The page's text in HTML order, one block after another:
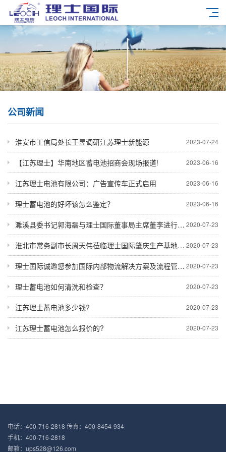
公司新闻
2023-07-24
淮安市工信局处长王昱调研江苏理士新能源
2023-06-16
【江苏理士】华南地区蓄电池招商会现场报道!
2023-06-16
江苏理士电池有限公司：广告宣传车正式启用
2023-06-16
理士蓄电池的好坏该怎么鉴定？
2020-07-23
濉溪县委书记郭海磊与理士国际董事局主席董李进行座谈
2020-07-23
淮北市常务副市长周天伟莅临理士国际肇庆生产基地考察
2020-07-23
理士国际诚邀您参加国际内部物流解决方案及流程管理展览会
2020-07-23
理士蓄电池如何清洗和检查？
2020-07-23
江苏理士蓄电池多少钱?
2020-07-23
江苏理士蓄电池怎么报价的?
电话：400-716-2818 传真：400-8454-934
手机：400-716-2818
邮箱：ups528@126.com